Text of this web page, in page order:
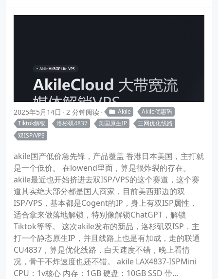
2025年5月14日 2 分钟阅读 Akile
Akile优惠码
Tiktok解锁
洛杉矶4837 美国原生IP
三网优化线路
双ISP/VPS
akile国产低价急先锋，产品覆盖 香港日本美国，主打就
是一个低价。 在lowend里面，算是很炸裂的存在。
akile最近也开始挤进去双ISP/VPS的这个赛道，这个赛
道其实绝大部分都是国人商家，目前美西那边的双
ISP/VPS，基本都是Cogent的IP，身上有双ISP属性，
适合拿来做落地解锁，特别像解锁ChatGPT，解锁
Tiktok等等。 这次akile发布的新品，洛杉矶双ISP，主
打一个静态原生IP，并且线路上也是有加成，走的联通
CU4837，算是优化线路，白天速度不错，晚上看情
况，骨干不炸速度也还不错。 akile LAX4837-ISPMini
CPU：1v核心 内存：1GB 硬盘：10GB SSD 带...